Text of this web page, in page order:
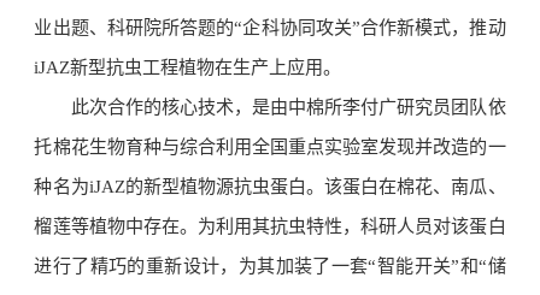
业出题、科研院所答题的“企科协同攻关”合作新模式，推动
iJAZ新型抗虫工程植物在生产上应用。
此次合作的核心技术，是由中棉所李付广研究员团队依
托棉花生物育种与综合利用全国重点实验室发现并改造的一
种名为iJAZ的新型植物源抗虫蛋白。该蛋白在棉花、南瓜、
榴莲等植物中存在。为利用其抗虫特性，科研人员对该蛋白
进行了精巧的重新设计，为其加装了一套“智能开关”和“储